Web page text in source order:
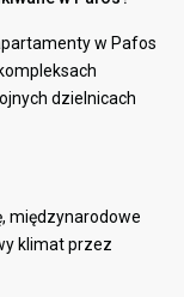
w Pafos
dzielnicach
międzynarodowe
klimat przez